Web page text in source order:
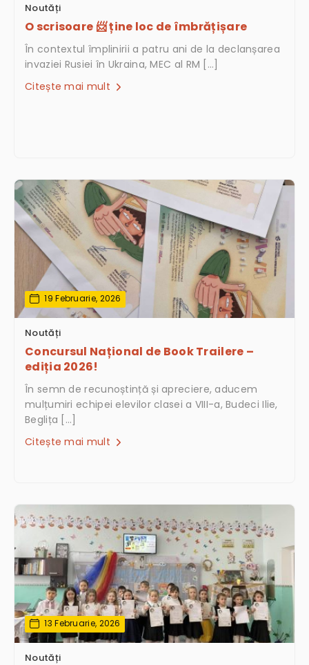
Noutăți
O scrisoare 📨 ține loc de îmbrățișare
În contextul împlinirii a patru ani de la declanșarea
invaziei Rusiei în Ukraina, MEC al RM […]
Citește mai mult
19 Februarie, 2026
Noutăți
Concursul Național de Book Trailere –
ediția 2026!
În semn de recunoștință și apreciere, aducem
mulțumiri echipei elevilor clasei a VIII-a, Budeci Ilie,
Beglița […]
Citește mai mult
13 Februarie, 2026
Noutăți